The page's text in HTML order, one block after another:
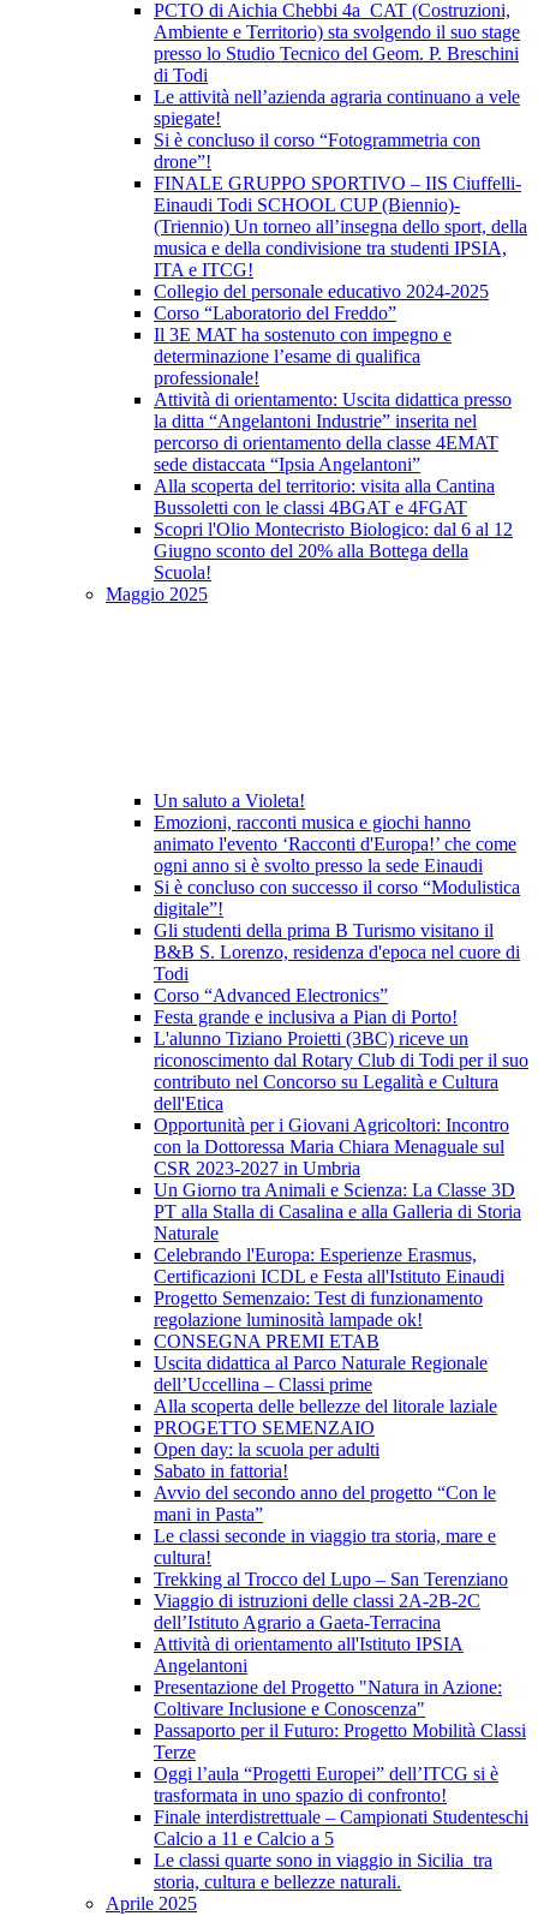
PCTO di Aichia Chebbi 4a_CAT (Costruzioni,
Ambiente e Territorio) sta svolgendo il suo stage
presso lo Studio Tecnico del Geom. P. Breschini
di Todi
Le attività nell’azienda agraria continuano a vele
spiegate!
Si è concluso il corso “Fotogrammetria con
drone”!
FINALE GRUPPO SPORTIVO – IIS Ciuffelli-
Einaudi Todi SCHOOL CUP (Biennio)-
(Triennio) Un torneo all’insegna dello sport, della
musica e della condivisione tra studenti IPSIA,
ITA e ITCG!
Collegio del personale educativo 2024-2025
Corso “Laboratorio del Freddo”
Il 3E MAT ha sostenuto con impegno e
determinazione l’esame di qualifica
professionale!
Attività di orientamento: Uscita didattica presso
la ditta “Angelantoni Industrie” inserita nel
percorso di orientamento della classe 4EMAT
sede distaccata “Ipsia Angelantoni”
Alla scoperta del territorio: visita alla Cantina
Bussoletti con le classi 4BGAT e 4FGAT
Scopri l'Olio Montecristo Biologico: dal 6 al 12
Giugno sconto del 20% alla Bottega della
Scuola!
Maggio 2025
Un saluto a Violeta!
Emozioni, racconti musica e giochi hanno
animato l'evento ‘Racconti d'Europa!’ che come
ogni anno si è svolto presso la sede Einaudi
Si è concluso con successo il corso “Modulistica
digitale”!
Gli studenti della prima B Turismo visitano il
B&B S. Lorenzo, residenza d'epoca nel cuore di
Todi
Corso “Advanced Electronics”
Festa grande e inclusiva a Pian di Porto!
L'alunno Tiziano Proietti (3BC) riceve un
riconoscimento dal Rotary Club di Todi per il suo
contributo nel Concorso su Legalità e Cultura
dell'Etica
Opportunità per i Giovani Agricoltori: Incontro
con la Dottoressa Maria Chiara Menaguale sul
CSR 2023-2027 in Umbria
Un Giorno tra Animali e Scienza: La Classe 3D
PT alla Stalla di Casalina e alla Galleria di Storia
Naturale
Celebrando l'Europa: Esperienze Erasmus,
Certificazioni ICDL e Festa all'Istituto Einaudi
Progetto Semenzaio: Test di funzionamento
regolazione luminosità lampade ok!
CONSEGNA PREMI ETAB
Uscita didattica al Parco Naturale Regionale
dell’Uccellina – Classi prime
Alla scoperta delle bellezze del litorale laziale
PROGETTO SEMENZAIO
Open day: la scuola per adulti
Sabato in fattoria!
Avvio del secondo anno del progetto “Con le
mani in Pasta”
Le classi seconde in viaggio tra storia, mare e
cultura!
Trekking al Trocco del Lupo – San Terenziano
Viaggio di istruzioni delle classi 2A-2B-2C
dell’Istituto Agrario a Gaeta-Terracina
Attività di orientamento all'Istituto IPSIA
Angelantoni
Presentazione del Progetto "Natura in Azione:
Coltivare Inclusione e Conoscenza"
Passaporto per il Futuro: Progetto Mobilità Classi
Terze
Oggi l’aula “Progetti Europei” dell’ITCG si è
trasformata in uno spazio di confronto!
Finale interdistrettuale – Campionati Studenteschi
Calcio a 11 e Calcio a 5
Le classi quarte sono in viaggio in Sicilia tra
storia, cultura e bellezze naturali.
Aprile 2025